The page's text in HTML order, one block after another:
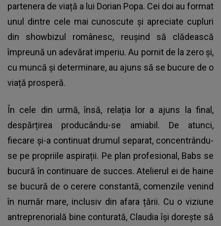
partenera de viață a lui Dorian Popa. Cei doi au format
unul dintre cele mai cunoscute și apreciate cupluri
din showbizul românesc, reușind să clădească
împreună un adevărat imperiu. Au pornit de la zero și,
cu muncă și determinare, au ajuns să se bucure de o
viață prosperă.
În cele din urmă, însă, relația lor a ajuns la final,
despărțirea producându-se amiabil. De atunci,
fiecare și-a continuat drumul separat, concentrându-
se pe propriile aspirații. Pe plan profesional, Babs se
bucură în continuare de succes. Atelierul ei de haine
se bucură de o cerere constantă, comenzile venind
în număr mare, inclusiv din afara țării. Cu o viziune
antreprenorială bine conturată, Claudia își dorește să